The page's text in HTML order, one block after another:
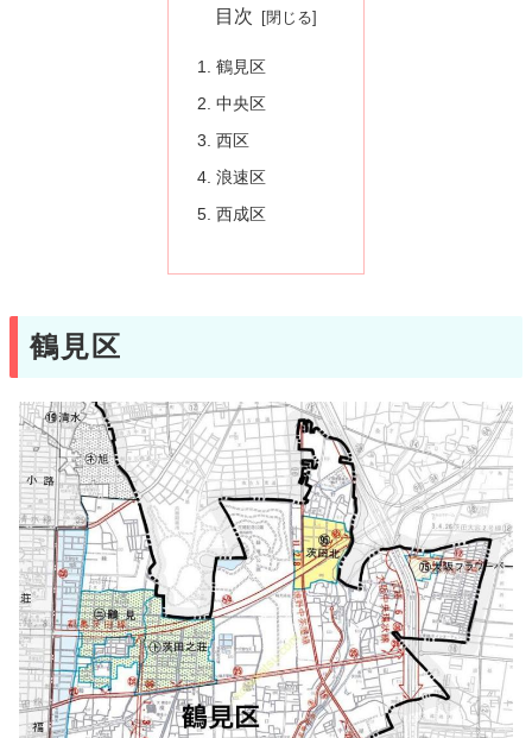
目次
鶴見区
中央区
西区
浪速区
西成区
鶴見区